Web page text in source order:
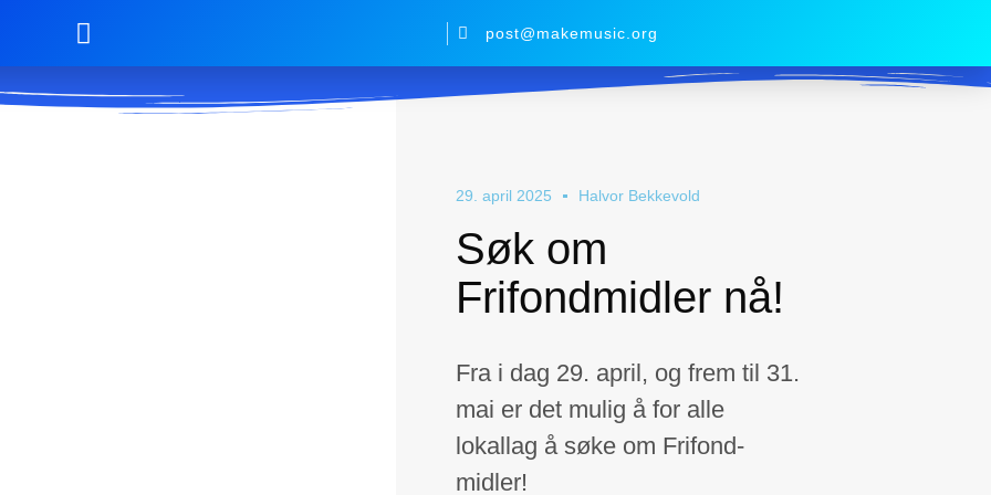
post@makemusic.org
29. april 2025 Halvor Bekkevold
Søk om
Frifondmidler nå!
Fra i dag 29. april, og frem til 31.
mai er det mulig å for alle
lokallag å søke om Frifond-
midler!